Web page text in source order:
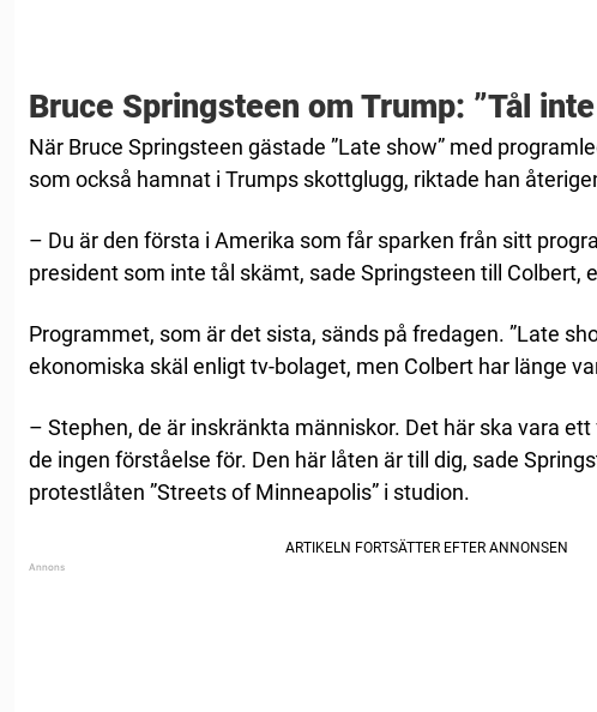
Bruce Springsteen om Trump: ”Tål
När Bruce Springsteen gästade ”Late show” med
som också hamnat i Trumps skottglugg, riktade han
– Du är den första i Amerika som får sparken från sitt
president som inte tål skämt, sade Springsteen till Colbert,
Programmet, som är det sista, sänds på fredagen. ”Late
ekonomiska skäl enligt tv-bolaget, men Colbert har länge
– Stephen, de är inskränkta människor. Det här ska vara
de ingen förståelse för. Den här låten är till dig, sade
protestlåten ”Streets of Minneapolis” i studion.